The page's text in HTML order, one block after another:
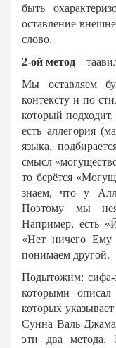
быть
оставление
слово.
2-ой метод –
Мы оставляем
контексту и по
который подходит.
есть аллегория
языка,
смысл
то берётся
знаем, что у
Поэтому мы
Например, есть
«Нет ничего Ему
понимаем другой.
Подытожим: сифа-
которыми
которых
Сунна Валь-
эти два метода.